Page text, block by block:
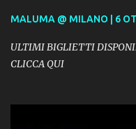
MALUMA @ MILANO | 6
ULTIMI BIGLIETTI
CLICCA QUI